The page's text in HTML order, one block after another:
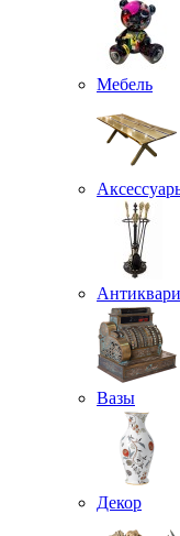
Мебель
Вазы
Декор